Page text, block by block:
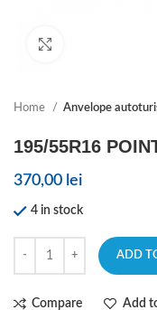
Home Anvelope
195/55R16
370,00 lei
4 in stock
ADD
Compare Add